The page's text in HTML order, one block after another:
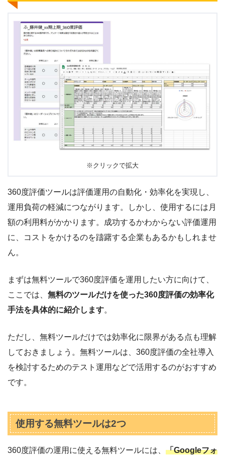
※クリックで拡大
360度評価ツールは評価運用の自動化・効率化を実現し、
運用負荷の軽減につながります。しかし、使用するには月
額の利用料がかかります。成功するかわからない評価運用
に、コストをかけるのを躊躇する企業もあるかもしれませ
ん。
まずは無料ツールで360度評価を運用したい方に向けて、
ここでは、 無料のツールだけを使った360度評価の効率化
手法を具体的に紹介します。
ただし、無料ツールだけでは効率化に限界がある点も理解
しておきましょう。無料ツールは、360度評価の全社導入
を検討するためのテスト運用などで活用するのがおすすめ
です。
使用する無料ツールは2つ
360度評価の運用に使える無料ツールには、 「Googleフォ